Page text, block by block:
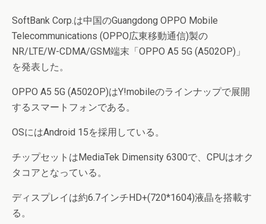
SoftBank Corp.は中国のGuangdong OPPO Mobile
Telecommunications (OPPO広東移動通信)製の
NR/LTE/W-CDMA/GSM端末「OPPO A5 5G (A502OP)」
を発表した。
OPPO A5 5G (A502OP)はY!mobileのラインナップで展開
するスマートフォンである。
OSにはAndroid 15を採用している。
チップセットはMediaTek Dimensity 6300で、CPUはオク
タコアとなっている。
ディスプレイは約6.7インチHD+(720*1604)液晶を搭載す
る。